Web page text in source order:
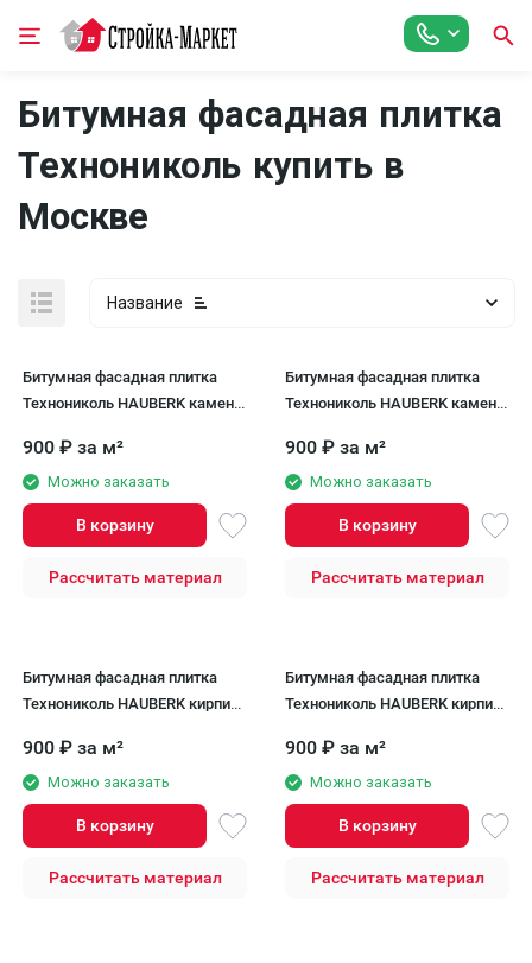
Битумная фасадная плитка
Технониколь купить в
Москве
Название
Битумная фасадная плитка
Технониколь HAUBERK камень
900 ₽ за м²
Можно заказать
В корзину
Рассчитать материал
Битумная фасадная плитка
Технониколь HAUBERK камень
900 ₽ за м²
Можно заказать
В корзину
Рассчитать материал
Битумная фасадная плитка
Технониколь HAUBERK кирпич
900 ₽ за м²
Можно заказать
В корзину
Рассчитать материал
Битумная фасадная плитка
Технониколь HAUBERK кирпич
900 ₽ за м²
Можно заказать
В корзину
Рассчитать материал